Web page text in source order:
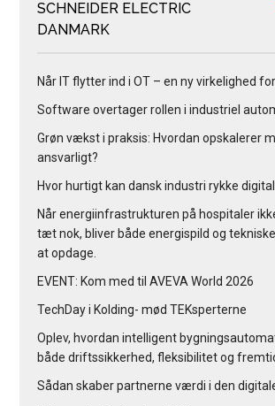
SCHNEIDER ELECTRIC
DANMARK
Når IT flytter ind i OT – en ny virkelighed
Software overtager rollen i industriel
Grøn vækst i praksis: Hvordan opskalerer
ansvarligt?
Hvor hurtigt kan dansk industri rykke
Når energiinfrastrukturen på hospitaler
tæt nok, bliver både energispild og
at opdage.
EVENT: Kom med til AVEVA World 2026
TechDay i Kolding- mød TEKsperterne
Oplev, hvordan intelligent
både driftssikkerhed, fleksibilitet og
Sådan skaber partnerne værdi i den